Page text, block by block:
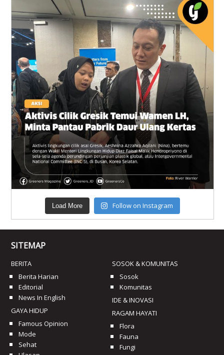
Load More Follow on Instagram
SITEMAP
BERITA
Berita Harian
Editorial
News In English
GAYA HIDUP
Famous Opinion
Mode
Sehat
SOSOK & KOMUNITAS
Sosok
Komunitas
IDE & INOVASI
RAGAM HAYATI
Flora
Fauna
Fungi